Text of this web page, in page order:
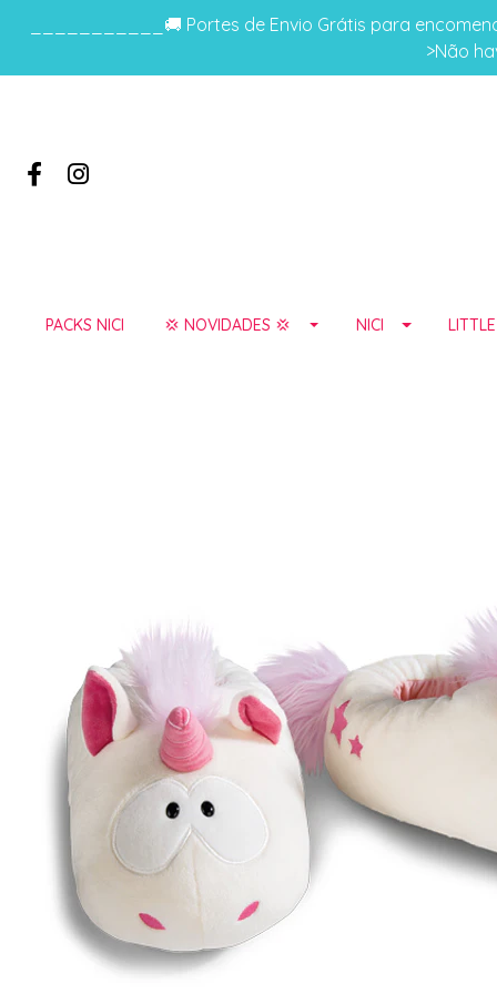
___________🚚 Portes de Envio Grátis para
>Não
PACKS NICI 💢 NOVIDADES 💢 NICI